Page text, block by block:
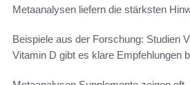
Metaanalysen liefern die stärksten
Beispiele aus der Forschung: Studien
Vitamin D gibt es klare Empfehlungen